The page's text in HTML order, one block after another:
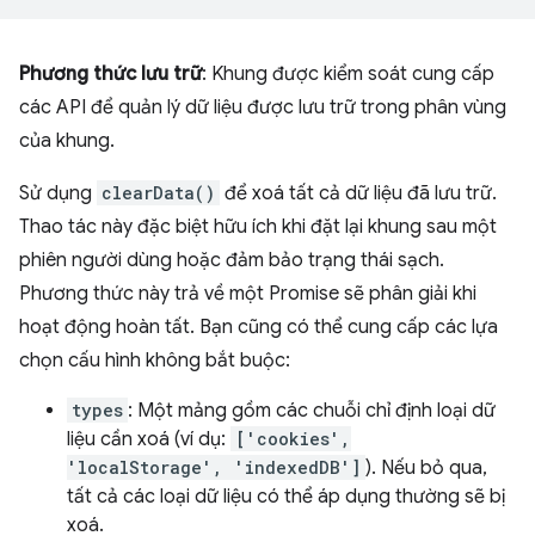
Phương thức lưu trữ: Khung được kiểm soát cung cấp
các API để quản lý dữ liệu được lưu trữ trong phân vùng
của khung.
Sử dụng clearData() để xoá tất cả dữ liệu đã lưu trữ.
Thao tác này đặc biệt hữu ích khi đặt lại khung sau một
phiên người dùng hoặc đảm bảo trạng thái sạch.
Phương thức này trả về một Promise sẽ phân giải khi
hoạt động hoàn tất. Bạn cũng có thể cung cấp các lựa
chọn cấu hình không bắt buộc:
types : Một mảng gồm các chuỗi chỉ định loại dữ
liệu cần xoá (ví dụ:
['cookies',
'localStorage', 'indexedDB'] ). Nếu bỏ qua,
tất cả các loại dữ liệu có thể áp dụng thường sẽ bị
xoá.